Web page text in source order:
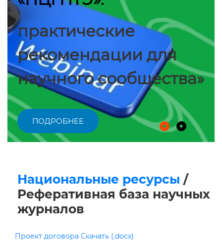
практические
рекомендации для
научного сообщества»
ПОДРОБНЕЕ
Национальные ресурсы /
Реферативная база научных
журналов
Проект договора Скачать (.docx)